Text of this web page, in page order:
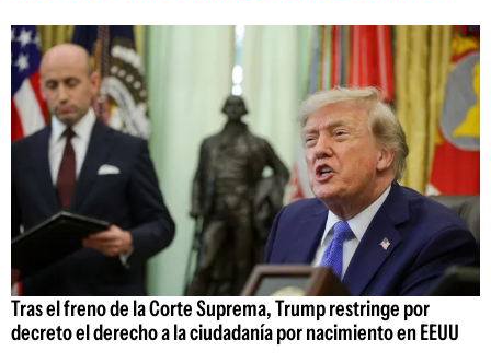
Tras el freno de la Corte Suprema, Trump restringe por
decreto el derecho a la ciudadanía por nacimiento en EEUU